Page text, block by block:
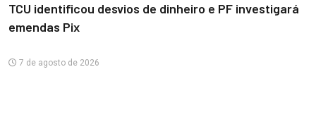
TCU identificou desvios de dinheiro e PF investigará
emendas Pix
7 de agosto de 2026